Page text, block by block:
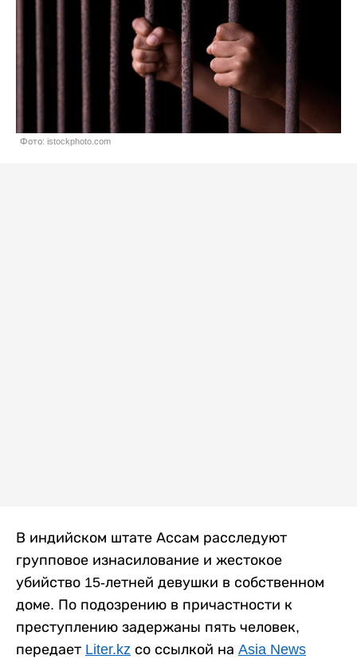
Фото: istockphoto.com
В индийском штате Ассам расследуют
групповое изнасилование и жестокое
убийство 15-летней девушки в собственном
доме. По подозрению в причастности к
преступлению задержаны пять человек,
передает Liter.kz со ссылкой на Asia News